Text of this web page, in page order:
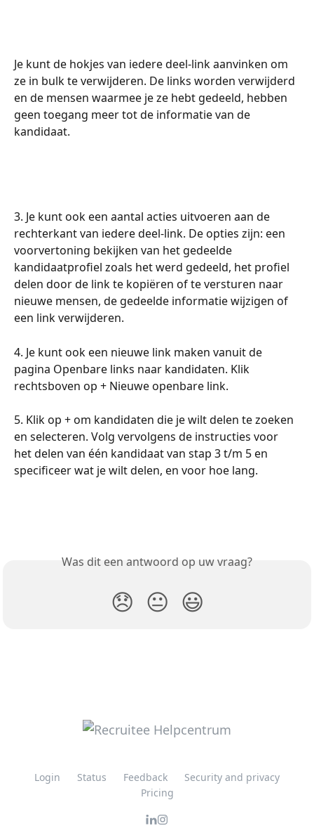
Je kunt de hokjes van iedere deel-link aanvinken om
ze in bulk te verwijderen. De links worden verwijderd
en de mensen waarmee je ze hebt gedeeld, hebben
geen toegang meer tot de informatie van de
kandidaat.
3. Je kunt ook een aantal acties uitvoeren aan de
rechterkant van iedere deel-link. De opties zijn: een
voorvertoning bekijken van het gedeelde
kandidaatprofiel zoals het werd gedeeld, het profiel
delen door de link te kopiëren of te versturen naar
nieuwe mensen, de gedeelde informatie wijzigen of
een link verwijderen.
4. Je kunt ook een nieuwe link maken vanuit de
pagina Openbare links naar kandidaten. Klik
rechtsboven op + Nieuwe openbare link.
5. Klik op + om kandidaten die je wilt delen te zoeken
en selecteren. Volg vervolgens de instructies voor
het delen van één kandidaat van stap 3 t/m 5 en
specificeer wat je wilt delen, en voor hoe lang.
Was dit een antwoord op uw vraag?
😞 😐 😃
Login Status Feedback
Security and privacy
Pricing